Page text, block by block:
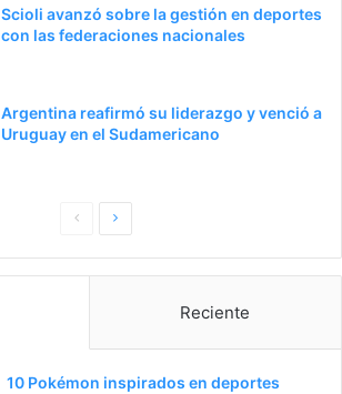
Scioli avanzó sobre la gestión en deportes
con las federaciones nacionales
Argentina reafirmó su liderazgo y venció a
Uruguay en el Sudamericano
PaginaSiguiente
Reciente
10 Pokémon inspirados en deportes